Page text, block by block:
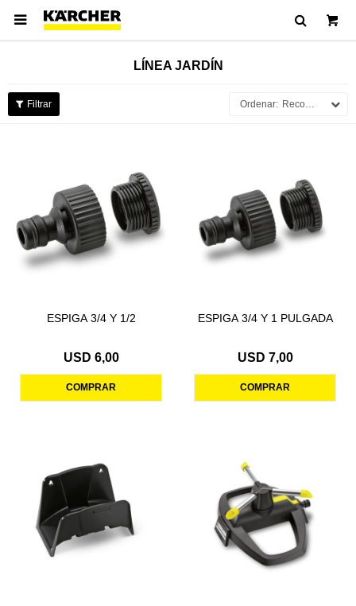

LÍNEA JARDÍN
Recomendados
ESPIGA 3/4 Y 1/2
USD 6,00
ESPIGA 3/4 Y 1 PULGADA
USD 7,00